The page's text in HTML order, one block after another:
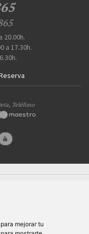
mejorar tu
20.00h.
a 17.30h.
Teléfono
25 Bajo. Lugo 27002 – España